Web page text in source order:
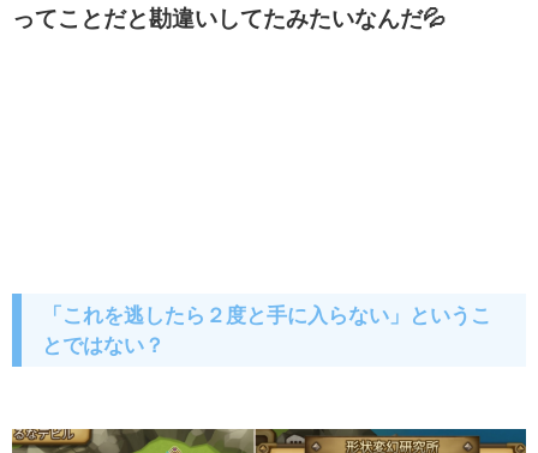
ってことだと勘違いしてたみたいなんだ💦
「これを逃したら２度と手に入らない」というこ
とではない？